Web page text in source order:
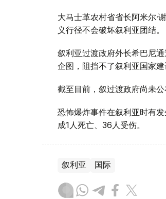
大马士革农村省省长阿米尔·
义行径不会破坏叙利亚团结。
叙利亚过渡政府外长希巴尼
企图，阻挡不了叙利亚国家
截至目前，叙过渡政府尚未公
恐怖爆炸事件在叙利亚时有
成1人死亡、36人受伤。
叙利亚 国际